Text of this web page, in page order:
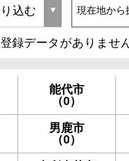
現在地から
登録データがありませ
能代市
（0）
男鹿市
（0）